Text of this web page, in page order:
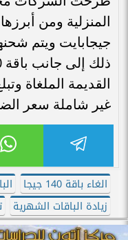
غير شاملة سعر
الغاء باقة 140 جيجا
زيادة الباقات الشهرية